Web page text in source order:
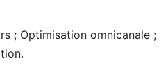
; Optimisation omnicanale ;